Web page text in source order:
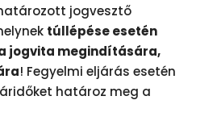
jogvesztő
túllépése esetén
jogvita megindítására,
! Fegyelmi eljárás esetén
határoz meg a